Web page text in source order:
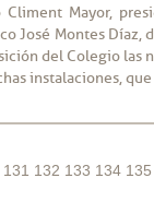
Mayor,
José Montes
del Colegio las
instalaciones,
131 132 133 134 135